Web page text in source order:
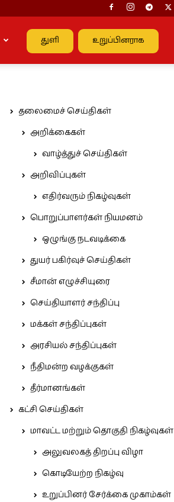
துளி உறுப்பினராக
தலைமைச் செய்திகள்
அறிக்கைகள்
வாழ்த்துச் செய்திகள்
அறிவிப்புகள்
எதிர்வரும் நிகழ்வுகள்
பொறுப்பாளர்கள் நியமனம்
ஒழுங்கு நடவடிக்கை
துயர் பகிர்வுச் செய்திகள்
சீமான் எழுச்சியுரை
செய்தியாளர் சந்திப்பு
மக்கள் சந்திப்புகள்
அரசியல் சந்திப்புகள்
நீதிமன்ற வழக்குகள்
தீர்மானங்கள்
கட்சி செய்திகள்
மாவட்ட மற்றும் தொகுதி நிகழ்வுகள்
அலுவலகத் திறப்பு விழா
கொடியேற்ற நிகழ்வு
உறுப்பினர் சேர்க்கை முகாம்கள்